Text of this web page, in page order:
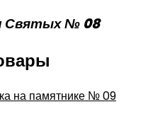
Святых № 08